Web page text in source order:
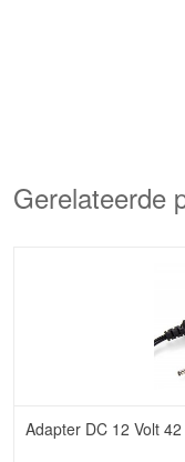
Gerelateerde
Adapter DC 12 Volt